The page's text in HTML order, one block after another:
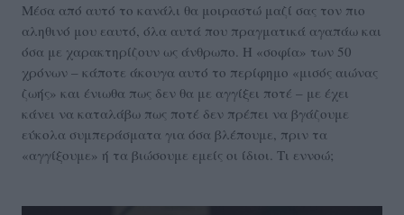
Μέσα από αυτό το κανάλι θα μοιραστώ μαζί σας τον πιο
αληθινό μου εαυτό, όλα αυτά που πραγματικά αγαπάω και
όσα με χαρακτηρίζουν ως άνθρωπο. Η «σοφία» των 50
χρόνων – κάποτε άκουγα αυτό το περίφημο «μισός αιώνας
ζωής» και ένιωθα πως δεν θα με αγγίξει ποτέ – με έχει
κάνει να καταλάβω πως ποτέ δεν πρέπει να βγάζουμε
εύκολα συμπεράσματα για όσα βλέπουμε, πριν τα
«αγγίξουμε» ή τα βιώσουμε εμείς οι ίδιοι. Τι εννοώ;